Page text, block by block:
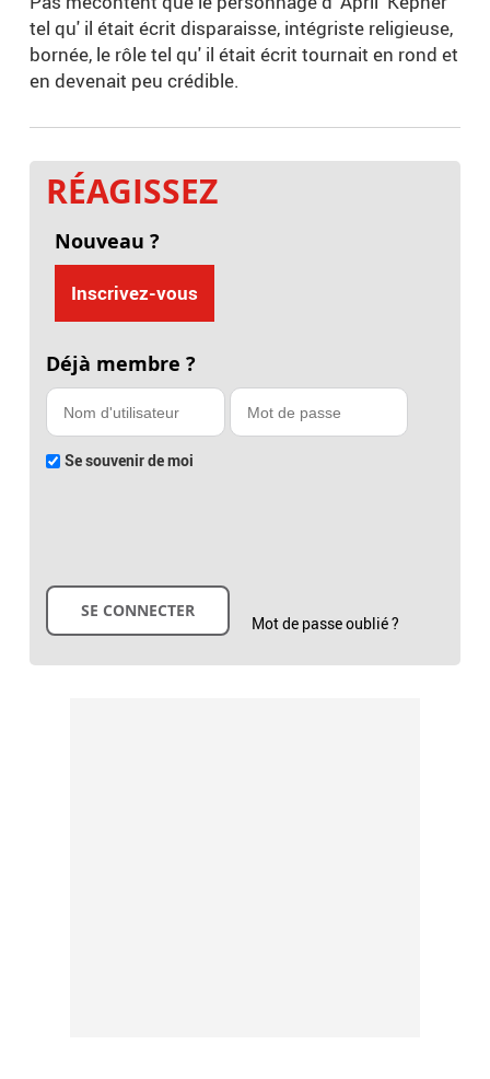
tel qu' il était écrit disparaisse, intégriste religieuse,
bornée, le rôle tel qu' il était écrit tournait en rond et
en devenait peu crédible.
RÉAGISSEZ
Nouveau ?
Inscrivez-vous
Déjà membre ?
Se souvenir de moi
Mot de passe oublié ?